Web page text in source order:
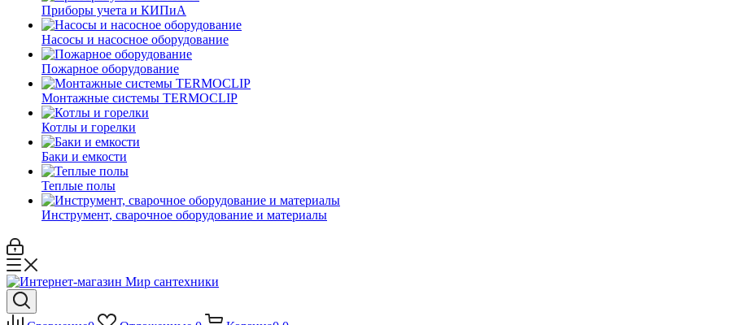
Приборы учета и КИПиА
Насосы и насосное оборудование
Пожарное оборудование
Монтажные системы TERMOCLIP
Котлы и горелки
Баки и емкости
Теплые полы
Инструмент, сварочное оборудование и материалы